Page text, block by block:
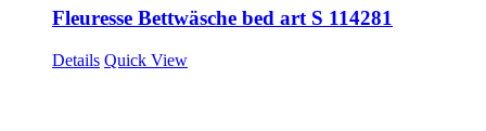
Fleuresse Bettwäsche bed art S 114281
Details Quick View